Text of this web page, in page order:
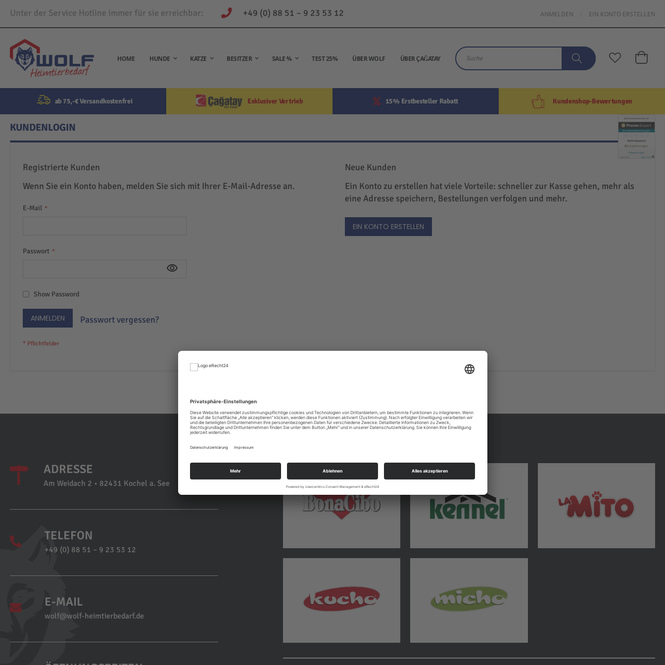
Unter der Service Hotline immer für sie erreichbar: +49 (0) 88 51 – 9 23 53 12
Direkt
zum
Inhalt
ANMELDEN EIN KONTO ERSTELLEN
HOME HUNDE KATZE BESITZER SALE % TEST 25% ÜBER WOLF ÜBER ÇAĞATAY
Suche Mein
ab 75,-€ Versandkostenfrei Exklusiver Vertrieb 15% Erstbesteller Rabatt Kundenshop-Bewertungen
KUNDENLOGIN
Registrierte Kunden
Wenn Sie ein Konto haben, melden Sie sich mit Ihrer E-Mail-Adresse an.
E-Mail
Passwort
Show Password
ANMELDEN Passwort vergessen?
Neue Kunden
Ein Konto zu erstellen hat viele Vorteile: schneller zur Kasse gehen, mehr als
eine Adresse speichern, Bestellungen verfolgen und mehr.
EIN KONTO ERSTELLEN
ADRESSE
Am Weidach 2 • 82431 Kochel a. See
TELEFON
+49 (0) 88 51 – 9 23 53 12
E-MAIL
wolf@wolf-heimtierbedarf.de